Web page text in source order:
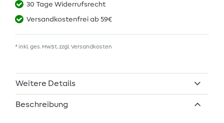
30 Tage Widerrufsrecht
Versandkostenfrei ab 59€
* inkl. ges. MwSt. zzgl. Versandkosten
Weitere Details
Beschreibung